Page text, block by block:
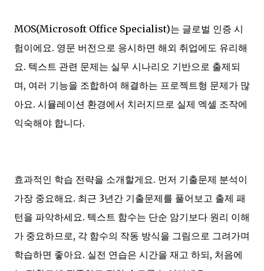
MOS(Microsoft Office Specialist)는 글로벌 인증 시
험이에요. 영문 버전으로 응시하면 해외 취업에도 유리해
요. 텍스트 관련 문제는 실무 시나리오 기반으로 출제되
며, 여러 기능을 조합하여 해결하는 프로젝트형 문제가 많
아요. 시뮬레이션 환경에서 치러지므로 실제 엑셀 조작에
익숙해야 합니다.
효과적인 학습 전략을 소개할게요. 먼저 기출문제 분석이
가장 중요해요. 최근 3년간 기출문제를 풀어보고 출제 패
턴을 파악하세요. 텍스트 함수는 단순 암기보다 원리 이해
가 중요하므로, 각 함수의 작동 방식을 그림으로 그려가며
학습하면 좋아요. 실전 연습은 시간을 재고 하되, 처음에